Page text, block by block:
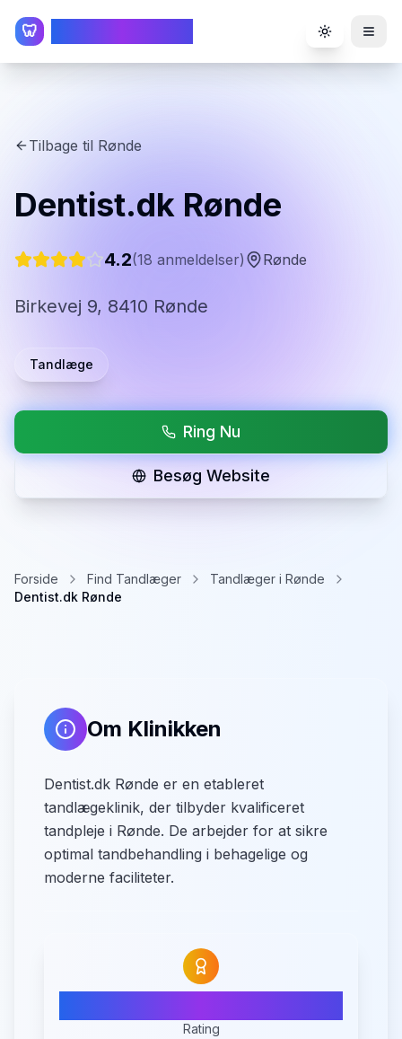
🦷 Toggle
Tilbage til Rønde
Dentist.dk Rønde
4.2(18 anmeldelser) Rønde
Birkevej 9, 8410 Rønde
Tandlæge
Ring Nu
Besøg Website
Forside Find Tandlæger
Tandlæger i Rønde
Dentist.dk Rønde
Om Klinikken
Dentist.dk Rønde er en etableret
tandlægeklinik, der tilbyder kvalificeret
tandpleje i Rønde. De arbejder for at sikre
optimal tandbehandling i behagelige og
moderne faciliteter.
Rating